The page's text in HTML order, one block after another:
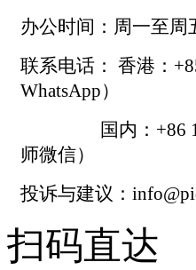
办公时间：周一至周
联系电话： 香港：
WhatsApp）
国内：+86
师微信）
投诉与建议：
扫码直达